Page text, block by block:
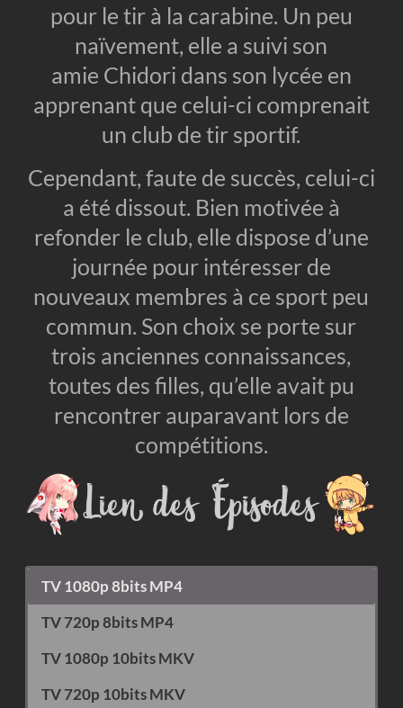
pour le tir à la carabine. Un peu
naïvement, elle a suivi son
amie Chidori dans son lycée en
apprenant que celui-ci comprenait
un club de tir sportif.
Cependant, faute de succès, celui-ci
a été dissout. Bien motivée à
refonder le club, elle dispose d’une
journée pour intéresser de
nouveaux membres à ce sport peu
commun. Son choix se porte sur
trois anciennes connaissances,
toutes des filles, qu’elle avait pu
rencontrer auparavant lors de
compétitions.
TV 1080p 8bits MP4
TV 720p 8bits MP4
TV 1080p 10bits MKV
TV 720p 10bits MKV